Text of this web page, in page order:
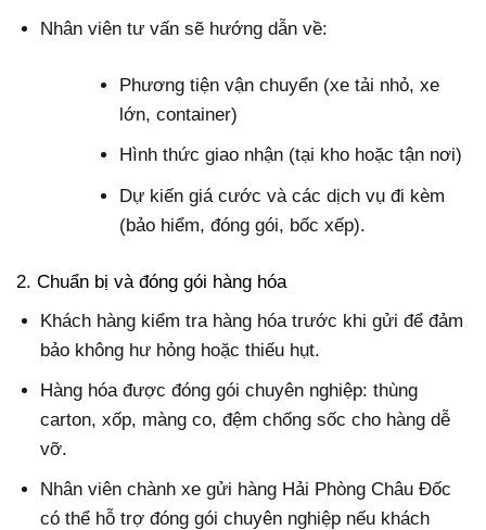
Nhân viên tư vấn sẽ hướng dẫn về:
Phương tiện vận chuyển (xe tải nhỏ, xe
lớn, container)
Hình thức giao nhận (tại kho hoặc tận nơi)
Dự kiến giá cước và các dịch vụ đi kèm
(bảo hiểm, đóng gói, bốc xếp).
2. Chuẩn bị và đóng gói hàng hóa
Khách hàng kiểm tra hàng hóa trước khi gửi để đảm
bảo không hư hỏng hoặc thiếu hụt.
Hàng hóa được đóng gói chuyên nghiệp: thùng
carton, xốp, màng co, đệm chống sốc cho hàng dễ
vỡ.
Nhân viên chành xe gửi hàng Hải Phòng Châu Đốc
có thể hỗ trợ đóng gói chuyên nghiệp nếu khách